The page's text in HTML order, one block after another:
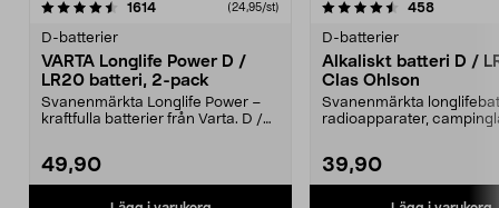
1614recensioner(24,95/st)
D-batterier
VARTA Longlife Power D /
LR20 batteri, 2-pack
Svanenmärkta Longlife Power –
kraftfulla batterier från Varta. D /
49,90
4.5 av 5 stjärnor 458
D-batterier
Alkaliskt batteri D /
Clas Ohlson
Svanenmärkta
radioapparater,
39,90
4.5 av 5 stjärnor